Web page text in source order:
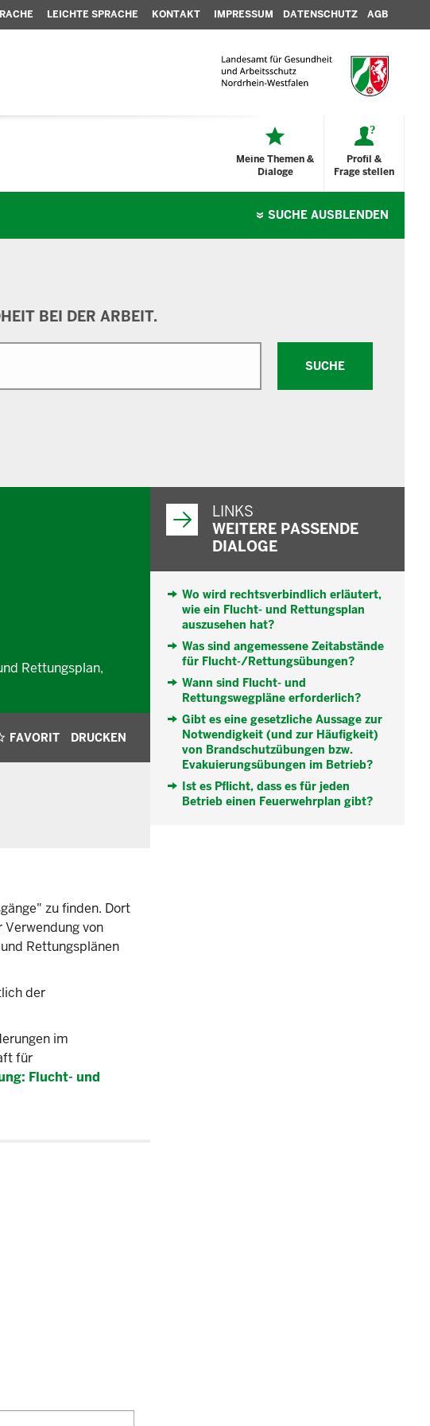
LEICHTE SPRACHE KONTAKT IMPRESSUM DATENSCHUTZ AGB
Profil &
Frage stellen
Meine Themen &
Dialoge
SUCHE AUSBLENDEN
BEI DER ARBEIT.
SUCHE
Rettungsplan,
FAVORIT DRUCKEN
zu finden. Dort
von
Rettungsplänen
der
im
für
Flucht- und
LINKS
WEITERE PASSENDE
DIALOGE
Wo wird rechtsverbindlich erläutert,
wie ein Flucht- und Rettungsplan
auszusehen hat?
Was sind angemessene Zeitabstände
für Flucht-/Rettungsübungen?
Wann sind Flucht- und
Rettungswegpläne erforderlich?
Gibt es eine gesetzliche Aussage zur
Notwendigkeit (und zur Häufigkeit)
von Brandschutzübungen bzw.
Evakuierungsübungen im Betrieb?
Ist es Pflicht, dass es für jeden
Betrieb einen Feuerwehrplan gibt?